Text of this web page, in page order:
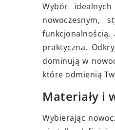
Wybór
nowoczesnym,
praktyczna.
dominują w
które odmienią
Materiały i
Wybierając
jak efektywnie wybrać
meble dla nastolatka
oferty MKS. Zasady,
i praktyczne wskazówki
na Ciebie w naszym